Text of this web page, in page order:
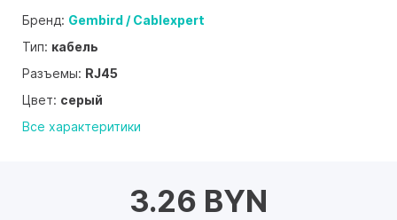
Бренд: Gembird / Cablexpert
Тип: кабель
Разъемы: RJ45
Цвет: серый
Все характеритики
3.26 BYN